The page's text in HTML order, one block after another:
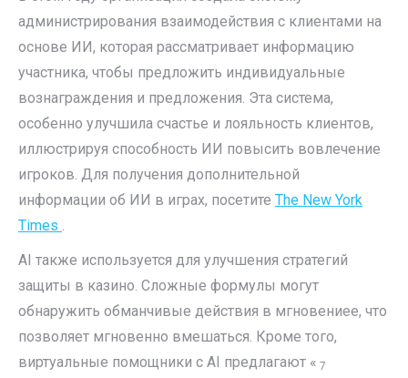
администрирования взаимодействия с клиентами на
основе ИИ, которая рассматривает информацию
участника, чтобы предложить индивидуальные
вознаграждения и предложения. Эта система,
особенно улучшила счастье и лояльность клиентов,
иллюстрируя способность ИИ повысить вовлечение
игроков. Для получения дополнительной
информации об ИИ в играх, посетите The New York
Times .
AI также используется для улучшения стратегий
защиты в казино. Сложные формулы могут
обнаружить обманчивые действия в мгновениее, что
позволяет мгновенно вмешаться. Кроме того,
виртуальные помощники с AI предлагают « 7